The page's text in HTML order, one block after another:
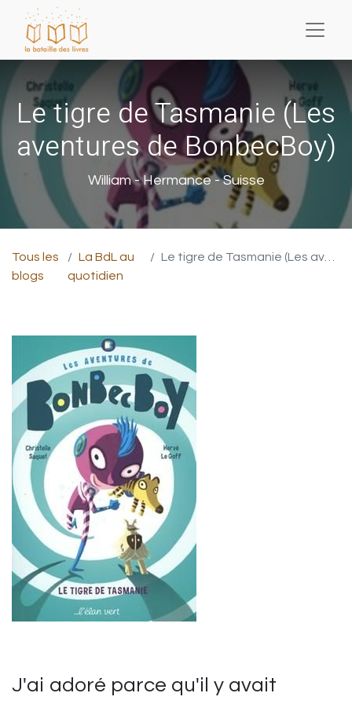
Le tigre de Tasmanie (Les
aventures de BonbecBoy)
William - Hermance - Suisse
Tous les
blogs
La BdL au
quotidien
Le tigre de Tasmanie (Les aventures de BonbecBoy)
J'ai adoré parce qu'il y avait